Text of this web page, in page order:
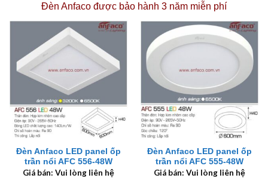
Đèn Anfaco được bảo hành 3 năm miễn phí
Đèn Anfaco LED panel ốp
trần nổi AFC 556-48W
Giá bán: Vui lòng liên hệ
Đèn Anfaco LED panel ốp
trần nổi AFC 555-48W
Giá bán: Vui lòng liên hệ